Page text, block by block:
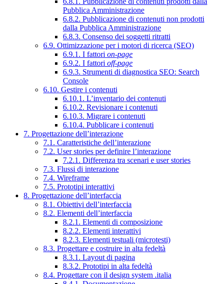
Pubblica Amministrazione
6.8.2. Pubblicazione di contenuti non prodotti
dalla Pubblica Amministrazione
6.8.3. Consenso dei soggetti ritratti
6.9. Ottimizzazione per i motori di ricerca (SEO)
6.9.1. I fattori on-page
6.9.2. I fattori off-page
6.9.3. Strumenti di diagnostica SEO: Search
Console
6.10. Gestire i contenuti
6.10.1. L’inventario dei contenuti
6.10.2. Revisionare i contenuti
6.10.3. Migrare i contenuti
6.10.4. Pubblicare i contenuti
7. Progettazione dell’interazione
7.1. Caratteristiche dell’interazione
7.2. User stories per definire l’interazione
7.2.1. Differenza tra scenari e user stories
7.3. Flussi di interazione
7.4. Wireframe
7.5. Prototipi interattivi
8. Progettazione dell’interfaccia
8.1. Obiettivi dell’interfaccia
8.2. Elementi dell’interfaccia
8.2.1. Elementi di composizione
8.2.2. Elementi interattivi
8.2.3. Elementi testuali (microtesti)
8.3. Progettare e costruire in alta fedeltà
8.3.1. Layout di pagina
8.3.2. Prototipi in alta fedeltà
8.4. Progettare con il design system .italia